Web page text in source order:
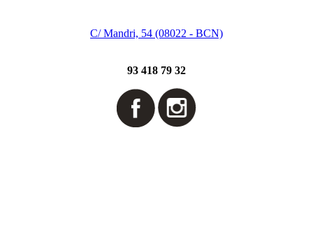
C/ Mandri, 54 (08022 - BCN)
93 418 79 32